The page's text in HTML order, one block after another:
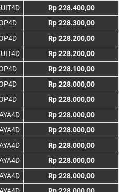
Rp 228.400,00
Rp 228.300,00
Rp 228.200,00
Rp 228.200,00
Rp 228.100,00
Rp 228.000,00
Rp 228.000,00
Rp 228.000,00
Rp 228.000,00
Rp 228.000,00
Rp 228.000,00
Rp 228.000,00